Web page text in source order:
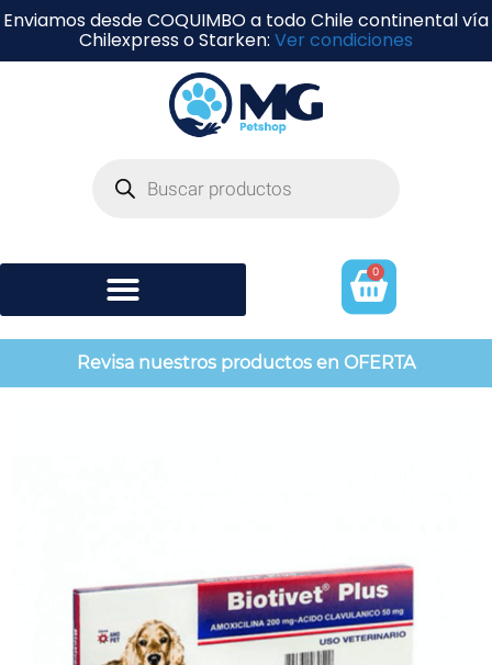
Enviamos desde COQUIMBO a todo Chile continental vía
Chilexpress o Starken: Ver condiciones
0
Revisa nuestros productos en OFERTA